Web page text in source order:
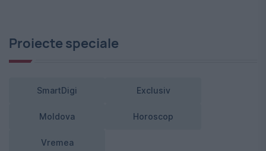
Proiecte speciale
SmartDigi Exclusiv
Moldova Horoscop
Vremea